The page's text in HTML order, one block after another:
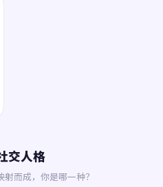
交人格
而成，你是哪一种？